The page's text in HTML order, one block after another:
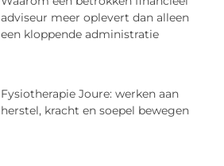
adviseur meer oplevert dan alleen
een kloppende administratie
Fysiotherapie Joure: werken aan
herstel, kracht en soepel bewegen